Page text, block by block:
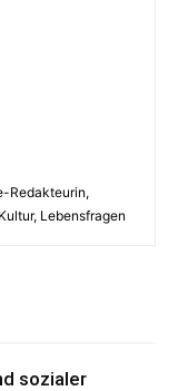
Redakteurin,
Lebensfragen
sozialer